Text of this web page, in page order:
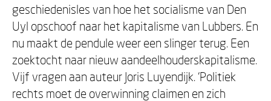
geschiedenisles van hoe het socialisme van Den
Uyl opschoof naar het kapitalisme van Lubbers. En
nu maakt de pendule weer een slinger terug. Een
zoektocht naar nieuw aandeelhouderskapitalisme.
Vijf vragen aan auteur Joris Luyendijk. ‘Politiek
rechts moet de overwinning claimen en zich